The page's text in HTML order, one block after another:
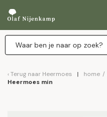
Terug naar Heermoes home /
Heermoes min